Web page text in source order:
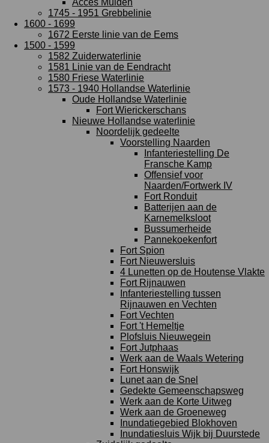
Acces Muiden
1745 - 1951 Grebbelinie
1600 - 1699
1672 Eerste linie van de Eems
1500 - 1599
1582 Zuiderwaterlinie
1581 Linie van de Eendracht
1580 Friese Waterlinie
1573 - 1940 Hollandse Waterlinie
Oude Hollandse Waterlinie
Fort Wierickerschans
Nieuwe Hollandse waterlinie
Noordelijk gedeelte
Voorstelling Naarden
Infanteriestelling De
Fransche Kamp
Offensief voor
Naarden/Fortwerk IV
Fort Ronduit
Batterijen aan de
Karnemelksloot
Bussumerheide
Pannekoekenfort
Fort Spion
Fort Nieuwersluis
4 Lunetten op de Houtense Vlakte
Fort Rijnauwen
Infanteriestelling tussen
Rijnauwen en Vechten
Fort Vechten
Fort 't Hemeltje
Plofsluis Nieuwegein
Fort Jutphaas
Werk aan de Waals Wetering
Fort Honswijk
Lunet aan de Snel
Gedekte Gemeenschapsweg
Werk aan de Korte Uitweg
Werk aan de Groeneweg
Inundatiegebied Blokhoven
Inundatiesluis Wijk bij Duurstede